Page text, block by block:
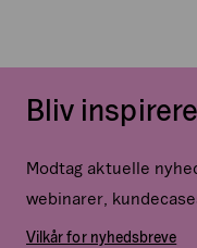
Bliv
Modtag aktuelle
webinarer,
Vilkår for nyhedsbreve